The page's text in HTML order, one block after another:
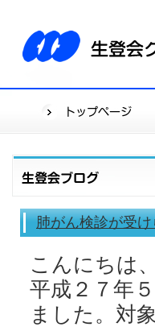
肺がん検診が受
こんにちは
平成２７年
ました。対